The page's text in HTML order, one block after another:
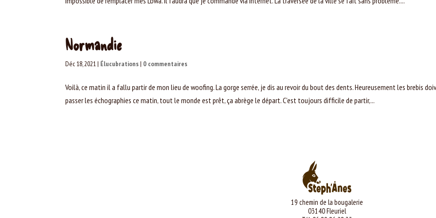
Normandie
Déc 18, 2021| Élucubrations| 0 commentaires
Voilà, ce matin il a fallu partir de mon lieu de woofing. La gorge serrée, je dis au revoir du bout des dents. Heureusement les brebis
passer les échographies ce matin, tout le monde est prêt, ça abrège le départ. C’est toujours difficile de partir,...
19 chemin de la bougalerie
03140 Fleuriel